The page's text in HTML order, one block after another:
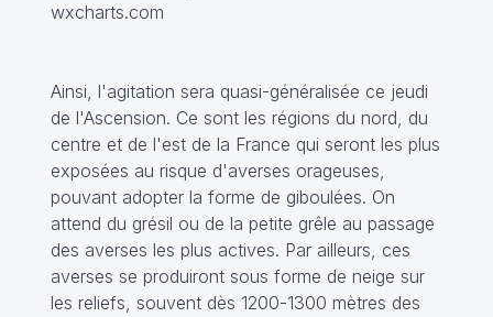
wxcharts.com
Ainsi, l'agitation sera quasi-généralisée ce jeudi
de l'Ascension. Ce sont les régions du nord, du
centre et de l'est de la France qui seront les plus
exposées au risque d'averses orageuses,
pouvant adopter la forme de giboulées. On
attend du grésil ou de la petite grêle au passage
des averses les plus actives. Par ailleurs, ces
averses se produiront sous forme de neige sur
les reliefs, souvent dès 1200-1300 mètres des